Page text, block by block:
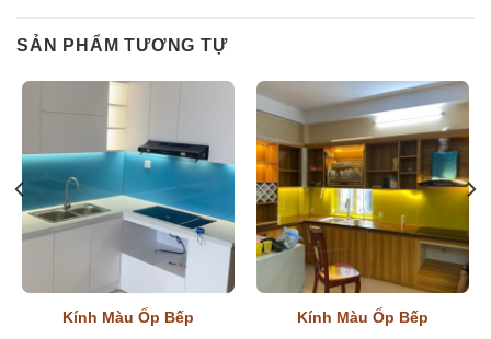
SẢN PHẨM TƯƠNG TỰ
Kính Màu Ốp Bếp
Kính Màu Ốp Bếp